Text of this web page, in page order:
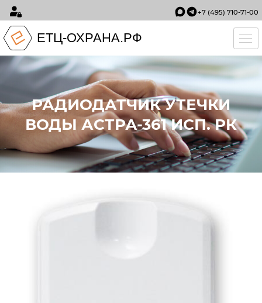
+7 (495) 710-71-00
ЕТЦ-ОХРАНА.РФ
РАДИОДАТЧИК УТЕЧКИ
ВОДЫ АСТРА-361 ИСП. РК